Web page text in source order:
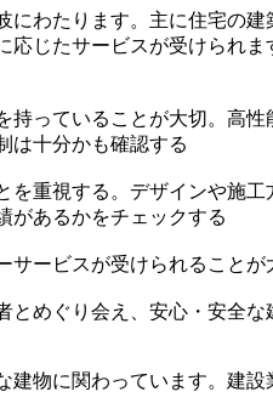
わたります。主に住宅の
じたサービスが受けられま
っていることが大切。高
は十分かも確認する
重視する。デザインや施
があるかをチェックする
ービスが受けられること
めぐり会え、安心・安全な
物に関わっています。建